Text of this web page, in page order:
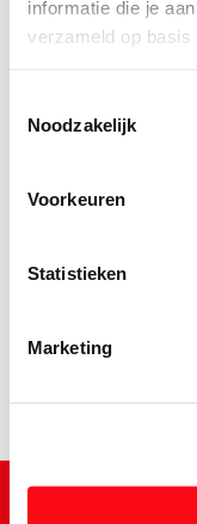
informatie die je
verzameld op basis
Noodzakelijk
Voorkeuren
Statistieken
Marketing
2.95